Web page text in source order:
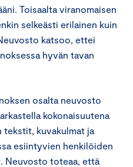
Toisaalta viranomaisen
selkeästi erilainen kuin
katsoo, ettei
hyvän tavan
osalta neuvosto
kokonaisuutena
tekstit, kuvakulmat ja
esiintyvien henkilöiden
Neuvosto toteaa, että